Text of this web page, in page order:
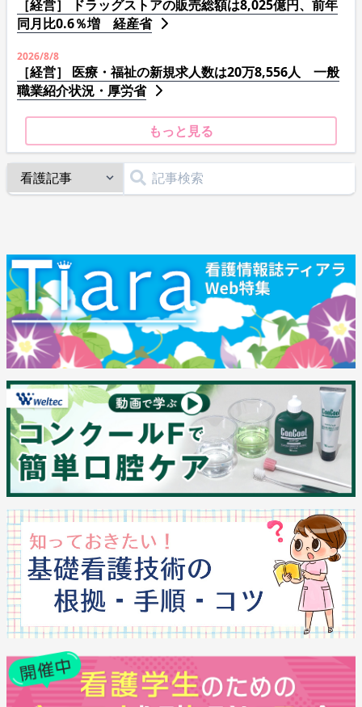
［経営］ ドラッグストアの販売総額は8,025億円、前年
同月比0.6％増 経産省
2026/8/8
［経営］ 医療・福祉の新規求人数は20万8,556人 一般
職業紹介状況・厚労省
もっと見る